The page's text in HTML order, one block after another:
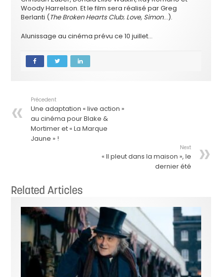
Woody Harrelson. Et le film sera réalisé par Greg
Berlanti (The Broken Hearts Club; Love, Simon…).
Alunissage au cinéma prévu ce 10 juillet…
Précedent
Une adaptation « live action »
au cinéma pour Blake &
Mortimer et « La Marque
Jaune » !
Next
« Il pleut dans la maison », le
dernier été
Related Articles